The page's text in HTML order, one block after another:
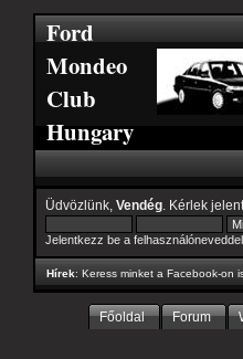
Ford
Mondeo
Club
Hungary
Üdvözlünk, Vendég . Kérlek
Jelentkezz be a
Hírek: Keress minket a Facebook-on
Főoldal Forum